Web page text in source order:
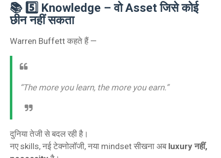
📚 5️⃣ Knowledge – वो Asset जिसे कोई
छीन नहीं सकता
Warren Buffett कहते हैं —
“The more you learn, the more you earn.”
दुनिया तेजी से बदल रही है।
नए skills, नई टेक्नोलॉजी, नया mindset सीखना अब luxury नहीं,